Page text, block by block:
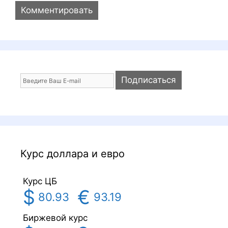
a
Курс доллара и евро
Курс ЦБ
$ 80.93 € 93.19
Биржевой курс